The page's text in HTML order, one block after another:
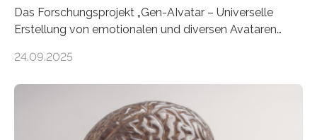
Das Forschungsprojekt „Gen-AIvatar – Universelle
Erstellung von emotionalen und diversen Avataren
Förderung in Höhe von rund 2 Millionen Euro. Dabei
der MindPort GmbH eine neuartige, KI-gestützte
Lösung zur Erzeugung von Emotionen für realistische
24.09.2025